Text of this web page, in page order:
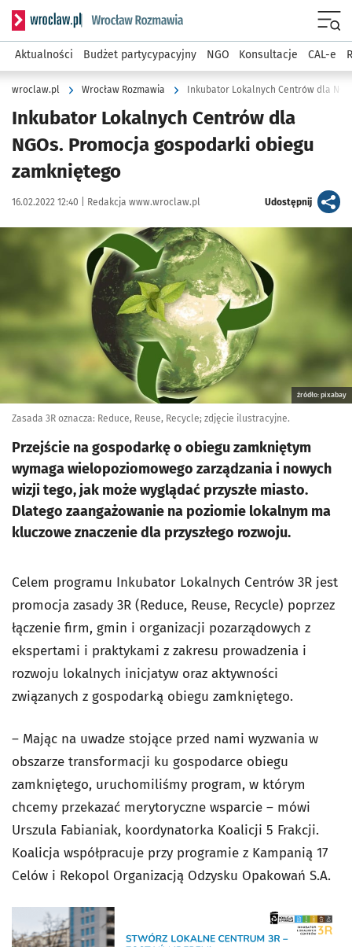
Serwis informacyjny wroclaw.pl podserwis: Rozmawia
Aktualności Budżet partycypacyjny NGO Konsultacje CAL-e
wroclaw.pl Wrocław Rozmawia Inkubator Lokalnych Centrów dla
Inkubator Lokalnych Centrów dla
NGOs. Promocja gospodarki obiegu
zamkniętego
Data publikacji:
16.02.2022 12:40 | Autor:
Redakcja www.wroclaw.pl Udostępnijartykuł
Kliknij, aby powiększyć
źródło: pixabay
Zasada 3R oznacza: Reduce, Reuse, Recycle; zdjęcie ilustracyjne.
Przejście na gospodarkę o obiegu zamkniętym
wymaga wielopoziomowego zarządzania i nowych
wizji tego, jak może wyglądać przyszłe miasto.
Dlatego zaangażowanie na poziomie lokalnym ma
kluczowe znaczenie dla przyszłego rozwoju.
Celem programu Inkubator Lokalnych Centrów 3R jest
promocja zasady 3R (Reduce, Reuse, Recycle) poprzez
łączenie firm, gmin i organizacji pozarządowych z
ekspertami i praktykami z zakresu prowadzenia i
rozwoju lokalnych inicjatyw oraz aktywności
związanych z gospodarką obiegu zamkniętego.
– Mając na uwadze stojące przed nami wyzwania w
obszarze transformacji ku gospodarce obiegu
zamkniętego, uruchomiliśmy program, w którym
chcemy przekazać merytoryczne wsparcie – mówi
Urszula Fabianiak, koordynatorka Koalicji 5 Frakcji.
Koalicja współpracuje przy programie z Kampanią 17
Celów i Rekopol Organizacją Odzysku Opakowań S.A.